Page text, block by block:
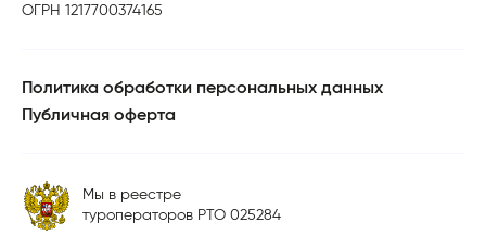
ОГРН 1217700374165
Политика обработки персональных данных
Публичная оферта
Мы в реестре
туроператоров РТО 025284